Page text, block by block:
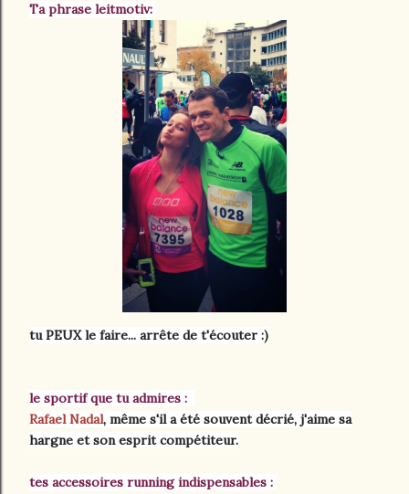
Ta phrase leitmotiv:
tu PEUX le faire... arrête de t'écouter :)
le sportif que tu admires :
Rafael Nadal, même s'il a été souvent décrié, j'aime sa
hargne et son esprit compétiteur.
tes accessoires running indispensables :